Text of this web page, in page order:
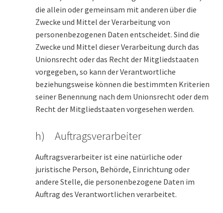
die allein oder gemeinsam mit anderen über die
Zwecke und Mittel der Verarbeitung von
personenbezogenen Daten entscheidet. Sind die
Zwecke und Mittel dieser Verarbeitung durch das
Unionsrecht oder das Recht der Mitgliedstaaten
vorgegeben, so kann der Verantwortliche
beziehungsweise können die bestimmten Kriterien
seiner Benennung nach dem Unionsrecht oder dem
Recht der Mitgliedstaaten vorgesehen werden.
h) Auftragsverarbeiter
Auftragsverarbeiter ist eine natürliche oder
juristische Person, Behörde, Einrichtung oder
andere Stelle, die personenbezogene Daten im
Auftrag des Verantwortlichen verarbeitet.